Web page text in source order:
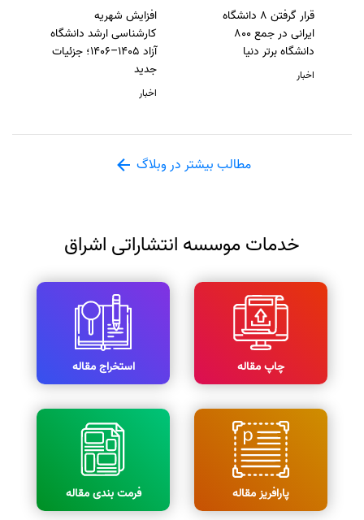
قرار گرفتن 8 دانشگاه
ایرانی در جمع 800
دانشگاه برتر دنیا
اخبار
افزایش شهریه
کارشناسی ارشد دانشگاه
آزاد 1405–1406؛ جزئیات
جدید
اخبار
مطالب بیشتر در وبلاگ
خدمات موسسه انتشاراتی اشراق
چاپ مقاله استخراج مقاله
پارافریز مقاله فرمت بندی مقاله